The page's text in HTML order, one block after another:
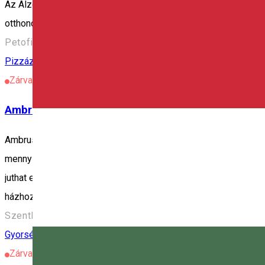
Az Alzo az a tér, ahol a közösségi élményt ötvözzük a
otthonos hangulat. Rendelj a Hamm alkalmazásból
Petofi Sandor 16, Miercurea-Ciuc, Romania, 530210
Pizzázó
Zárva
Ambrus Pizza • Csíkszereda
Ambrus Sanyi bácsi és Jutka néni a pizza készítője és
mennyiségen, hanem a minőségen van a hangsúly. Akik
juthat el a mediterrán országba, ám legyen lehetőségük a
házhozszállítás után fogyasztható is a helyi, de mégis valódi
Szentlélek utca 4. szám, Csíkszereda
Gyorsétterem
Zárva